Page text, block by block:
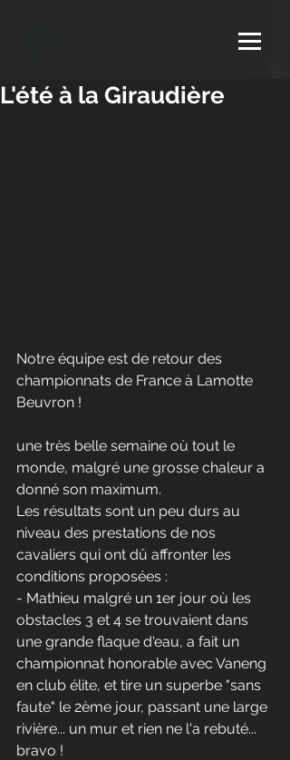
L'été à la Giraudière
Notre équipe est de retour des
championnats de France à Lamotte
Beuvron !
une très belle semaine où tout le
monde, malgré une grosse chaleur a
donné son maximum.
Les résultats sont un peu durs au
niveau des prestations de nos
cavaliers qui ont dû affronter les
conditions proposées :
- Mathieu malgré un 1er jour où les
obstacles 3 et 4 se trouvaient dans
une grande flaque d'eau, a fait un
championnat honorable avec Vaneng
en club élite, et tire un superbe "sans
faute" le 2ème jour, passant une large
rivière... un mur et rien ne l'a rebuté...
bravo !